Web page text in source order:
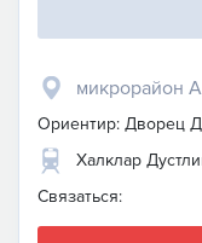
микрорайон
Ориентир: Дворец
Халклар
Связаться: